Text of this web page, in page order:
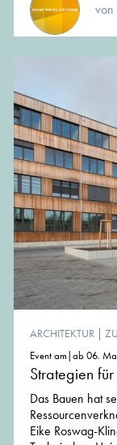
von
ARCHITEKTUR |
Event am|ab 06.
Strategien
Das Bauen hat
Eike Roswag-